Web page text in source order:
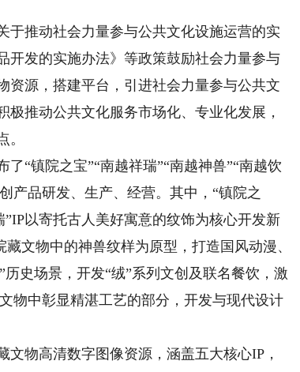
推动社会力量参与公共文化设施运营的实
开发的实施办法》等政策鼓励社会力量参与
资源，搭建平台，引进社会力量参与公共文
推动公共文化服务市场化、专业化发展，
。
镇院之宝”“南越祥瑞”“南越神兽”“南越饮
产品研发、生产、经营。其中，“镇院之
以寄托古人美好寓意的纹饰为核心开发新
文物中的神兽纹样为原型，打造国风动漫、
史场景，开发“绒”系列文创及联名餐饮，激
物中彰显精湛工艺的部分，开发与现代设计
物高清数字图像资源，涵盖五大核心IP，